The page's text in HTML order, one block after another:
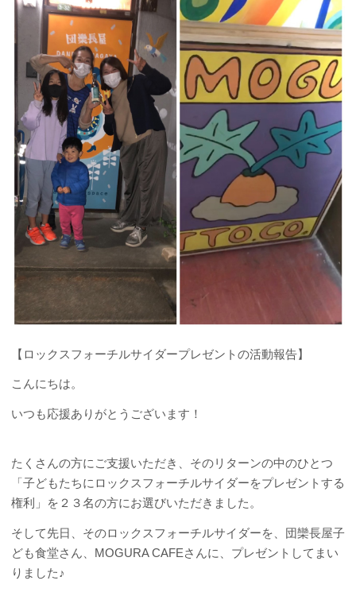
【ロックスフォーチルサイダープレゼントの活動報告】
こんにちは。
いつも応援ありがとうございます！
たくさんの方にご支援いただき、そのリターンの中のひとつ
「子どもたちにロックスフォーチルサイダーをプレゼントする
権利」を２３名の方にお選びいただきました。
そして先日、そのロックスフォーチルサイダーを、団欒長屋子
ども食堂さん、MOGURA CAFEさんに、プレゼントしてまい
りました♪